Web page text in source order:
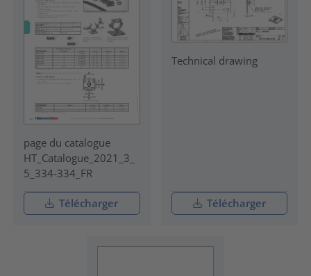
page du catalogue
HT_Catalogue_2021_3_
5_334-334_FR
Télécharger
Technical drawing
Télécharger